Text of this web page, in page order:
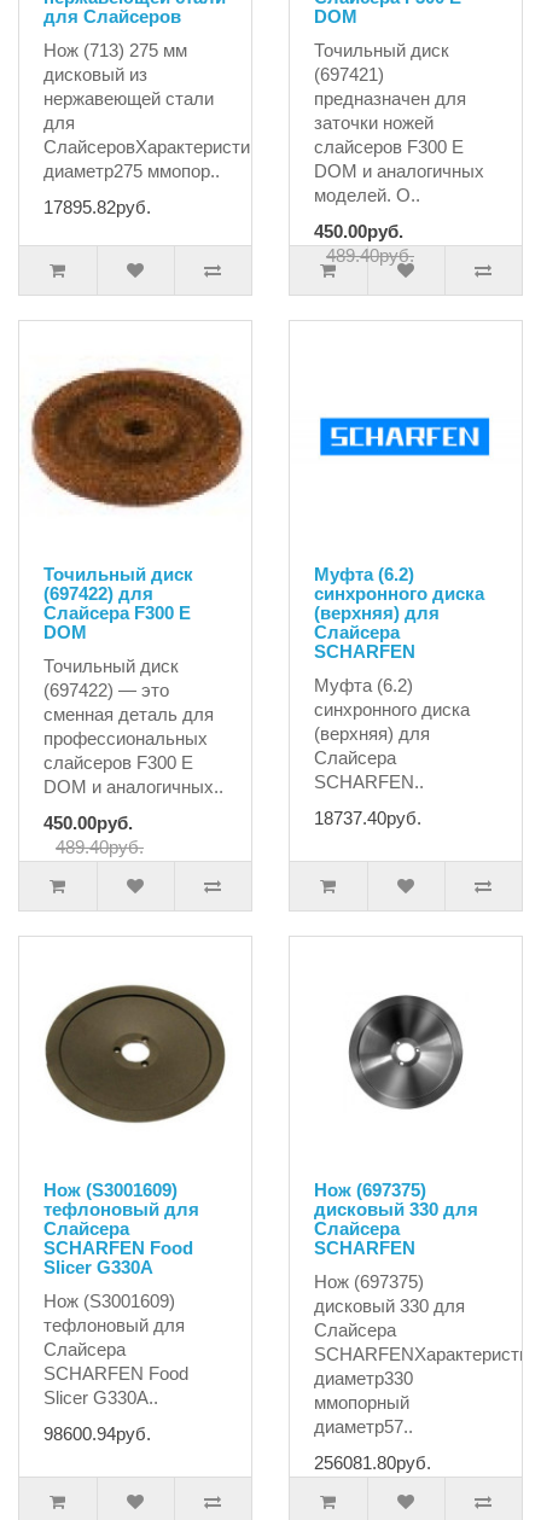
для Слайсеров
Нож (713) 275 мм
дисковый из
нержавеющей стали
для
СлайсеровХарактеристики:внешний
диаметр275 ммопор..
17895.82руб.
DOM
Точильный диск
(697421)
предназначен для
заточки ножей
слайсеров F300 E
DOM и аналогичных
моделей. О..
450.00руб.
489.40руб.
Точильный диск
(697422) для
Слайсера F300 E
DOM
Точильный диск
(697422) — это
сменная деталь для
профессиональных
слайсеров F300 E
DOM и аналогичных..
450.00руб.
489.40руб.
Муфта (6.2)
синхронного диска
(верхняя) для
Слайсера
SCHARFEN
Муфта (6.2)
синхронного диска
(верхняя) для
Слайсера
SCHARFEN..
18737.40руб.
Нож (S3001609)
тефлоновый для
Слайсера
SCHARFEN Food
Slicer G330A
Нож (S3001609)
тефлоновый для
Слайсера
SCHARFEN Food
Slicer G330A..
98600.94руб.
Нож (697375)
дисковый 330 для
Слайсера
SCHARFEN
Нож (697375)
дисковый 330 для
Слайсера
диаметр330
ммопорный
диаметр57..
256081.80руб.